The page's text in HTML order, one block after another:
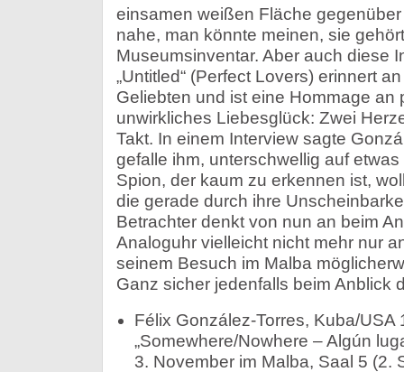
einsamen weißen Fläche
nahe, man könnte meinen, sie
Museumsinventar. Aber auch diese
„Untitled“ (Perfect Lovers) erinnert
Geliebten und ist eine Hommage an
unwirkliches Liebesglück: Zwei
Takt. In einem Interview sagte
gefalle ihm, unterschwellig auf
Spion, der kaum zu erkennen ist,
die gerade durch ihre
Betrachter denkt von nun an beim
Analoguhr vielleicht nicht mehr nur
seinem Besuch im Malba
Ganz sicher jedenfalls beim Anblick
Félix González-Torres, Kuba/USA
„Somewhere/Nowhere – Algún
3. November im Malba, Saal 5 (2.